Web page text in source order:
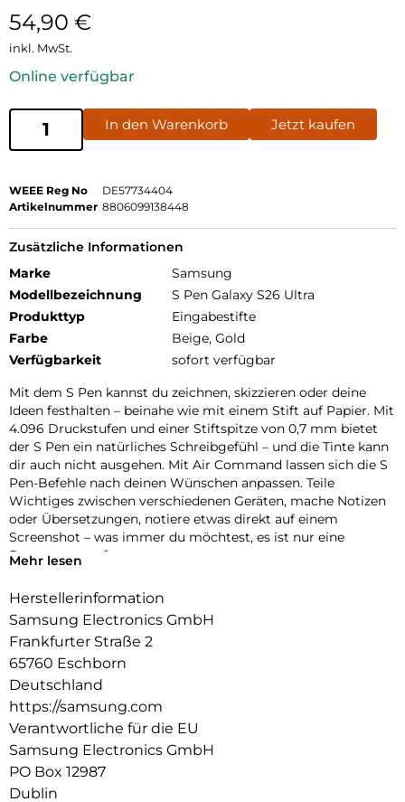
54,90 €
inkl. MwSt.
Online verfügbar
In den Warenkorb Jetzt kaufen
WEEE Reg No
DE57734404
Artikelnummer 8806099138448
Zusätzliche Informationen
Marke
Samsung
Modellbezeichnung
S Pen Galaxy S26 Ultra
Produkttyp
Eingabestifte
Farbe
Beige, Gold
Verfügbarkeit
sofort verfügbar
Mit dem S Pen kannst du zeichnen, skizzieren oder deine
Ideen festhalten – beinahe wie mit einem Stift auf Papier. Mit
4.096 Druckstufen und einer Stiftspitze von 0,7 mm bietet
der S Pen ein natürliches Schreibgefühl – und die Tinte kann
dir auch nicht ausgehen. Mit Air Command lassen sich die S
Pen-Befehle nach deinen Wünschen anpassen. Teile
Wichtiges zwischen verschiedenen Geräten, mache Notizen
oder Übersetzungen, notiere etwas direkt auf einem
Screenshot – was immer du möchtest, es ist nur eine
Bewegung entfernt.
Mehr lesen
Herstellerinformation
Samsung Electronics GmbH
Frankfurter Straße 2
65760 Eschborn
Deutschland
https://samsung.com
Verantwortliche für die EU
Samsung Electronics GmbH
PO Box 12987
Dublin